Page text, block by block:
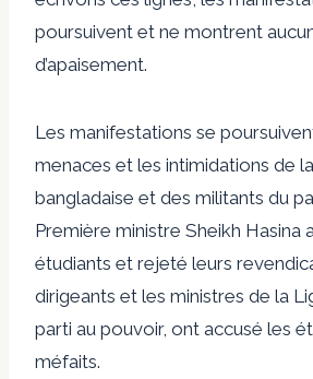
poursuivent et ne montrent
d’apaisement.
Les manifestations se
menaces et les intimidations de
bangladaise et des militants du
Première ministre Sheikh Hasina
étudiants et rejeté leurs
dirigeants et les ministres de la
parti au pouvoir, ont accusé les
méfaits.